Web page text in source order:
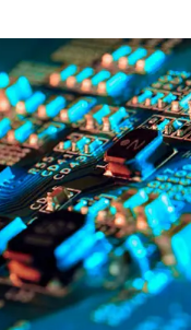
indem sie
und
erreichen
in
die strengen